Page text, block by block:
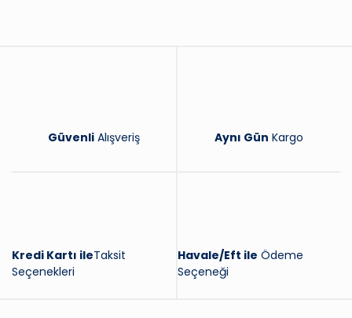
Güvenli Alışveriş Aynı Gün Kargo
Kredi Kartı ileTaksit
Seçenekleri
Havale/Eft ile Ödeme
Seçeneği